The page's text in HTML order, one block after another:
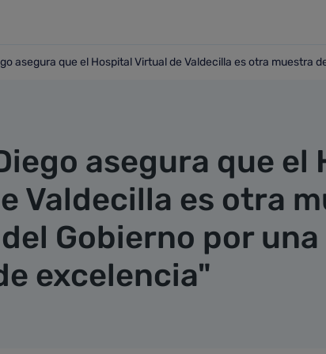
asegura que el Hospital Virtual de Valdecilla es otra
asegura que el Hospital Virtual de Valdecilla es otra muestra
asegura que el
Valdecilla es otra
Gobierno por
excelencia"